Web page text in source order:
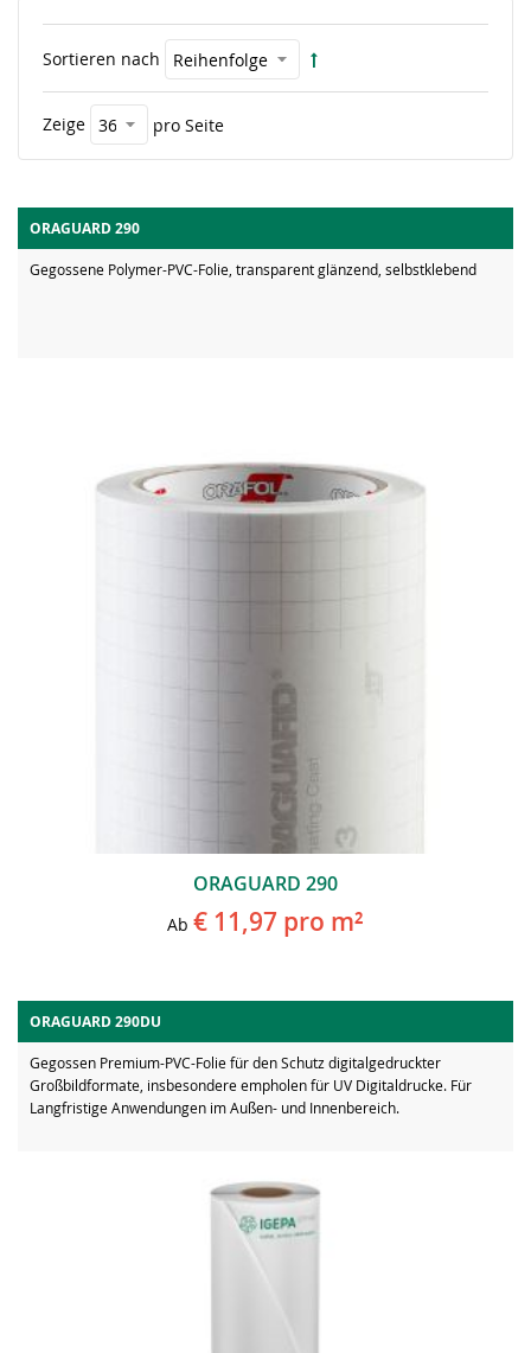
Sortieren nach
Zeige pro Seite
ORAGUARD 290
Gegossene Polymer-PVC-Folie, transparent glänzend, selbstklebend
ORAGUARD 290
Ab € 11,97 pro m²
ORAGUARD 290DU
Gegossen Premium-PVC-Folie für den Schutz digitalgedruckter
Großbildformate, insbesondere empholen für UV Digitaldrucke. Für
Langfristige Anwendungen im Außen- und Innenbereich.